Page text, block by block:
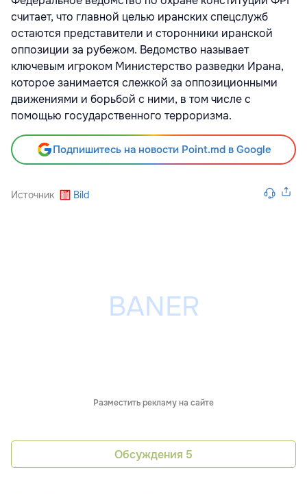
считает, что главной целью иранских спецслужб
остаются представители и сторонники иранской
оппозиции за рубежом. Ведомство называет
ключевым игроком Министерство разведки Ирана,
которое занимается слежкой за оппозиционными
движениями и борьбой с ними, в том числе с
помощью государственного терроризма.
Подпишитесь на новости Point.md в Google
Источник Bild
Разместить рекламу на сайте
Обсуждения 5